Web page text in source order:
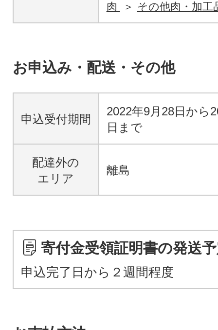
肉
その他肉・加工
お申込み・配送・その他
申込受付期間
2022年9月28日から
日まで
配達外の
エリア
離島
寄付金受領証明書の発送
申込完了日から２週間程度